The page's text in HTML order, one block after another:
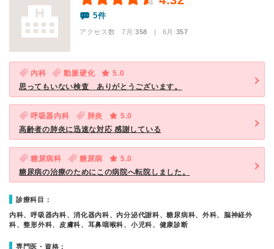
5件
アクセス数 7月:358 | 6月:357
内科 動脈硬化
5.0
思ってもいない検査 ありがとうございます。
呼吸器内科 肺炎
5.0
高齢者の肺炎に迅速な対応 感謝している
糖尿病科 糖尿病
5.0
糖尿病の治療のためにこの病院へ転院しました。
診療科目：
内科、呼吸器内科、消化器内科、内分泌代謝科、糖尿病科、外科、脳神経外
科、整形外科、皮膚科、耳鼻咽喉科、小児科、健康診断
専門医・資格：